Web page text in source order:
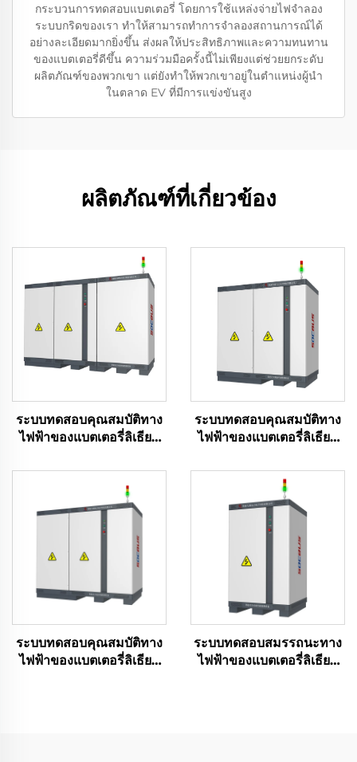
กระบวนการทดสอบแบตเตอรี่ โดยการใช้แหล่งจ่ายไฟจำลอง
ระบบกริดของเรา ทำให้สามารถทำการจำลองสถานการณ์ได้
อย่างละเอียดมากยิ่งขึ้น ส่งผลให้ประสิทธิภาพและความทนทาน
ของแบตเตอรี่ดีขึ้น ความร่วมมือครั้งนี้ไม่เพียงแต่ช่วยยกระดับ
ผลิตภัณฑ์ของพวกเขา แต่ยังทำให้พวกเขาอยู่ในตำแหน่งผู้นำ
ในตลาด EV ที่มีการแข่งขันสูง
ผลิตภัณฑ์ที่เกี่ยวข้อง
ระบบทดสอบคุณสมบัติทาง
ไฟฟ้าของแบตเตอรี่ลิเธียม
ระบบทดสอบคุณสมบัติทาง
ไฟฟ้าของแบตเตอรี่ลิเธียม
ระบบทดสอบคุณสมบัติทาง
ไฟฟ้าของแบตเตอรี่ลิเธียม
ระบบทดสอบสมรรถนะทาง
ไฟฟ้าของแบตเตอรี่ลิเธียม